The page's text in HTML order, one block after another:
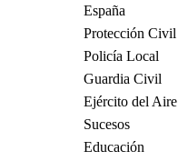
España
Protección Civil
Policía Local
Guardia Civil
Ejército del Aire
Sucesos
Educación